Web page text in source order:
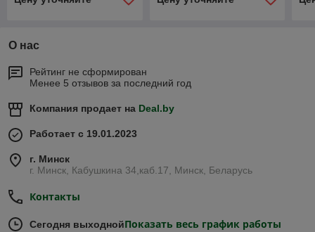
О нас
Рейтинг не сформирован
Менее 5 отзывов за последний год
Компания продает на Deal.by
Работает с 19.01.2023
г. Минск
г. Минск, Кабушкина 34,каб.17, Минск, Беларусь
Контакты
Сегодня выходнойПоказать весь график работы